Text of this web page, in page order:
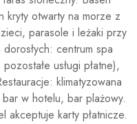
kryty otwarty na morze z
parasole i leżaki przy
centrum spa
usługi płatne),
klimatyzowana
w hotelu, bar plażowy.
akceptuje karty płatnicze.